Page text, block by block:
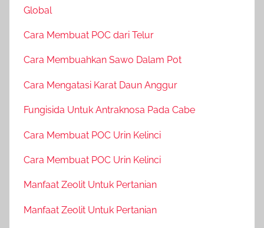
Global
Cara Membuat POC dari Telur
Cara Membuahkan Sawo Dalam Pot
Cara Mengatasi Karat Daun Anggur
Fungisida Untuk Antraknosa Pada Cabe
Cara Membuat POC Urin Kelinci
Cara Membuat POC Urin Kelinci
Manfaat Zeolit Untuk Pertanian
Manfaat Zeolit Untuk Pertanian